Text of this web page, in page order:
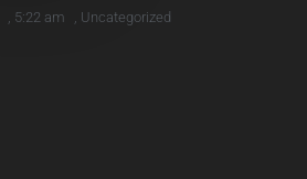
, 5:22 am , Uncategorized